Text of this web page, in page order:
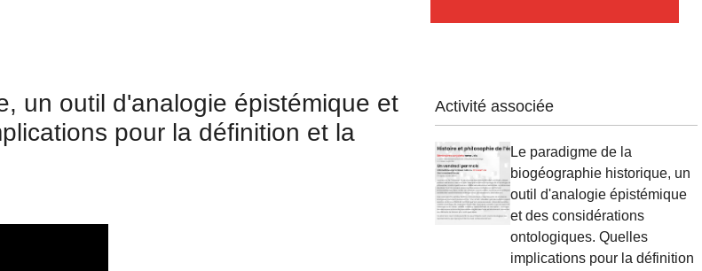
un outil d'analogie épistémique et
pour la définition et la
Activité associée
Le paradigme de la
biogéographie historique, un
outil d'analogie épistémique
et des considérations
ontologiques. Quelles
implications pour la définition